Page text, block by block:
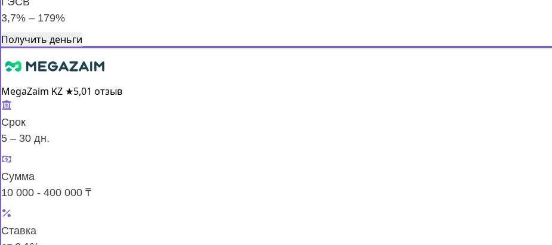
3,7% – 179%
Получить деньги
MegaZaim KZ ★5,01 отзыв
Срок
5 – 30 дн.
Сумма
10 000 - 400 000 ₸
Ставка